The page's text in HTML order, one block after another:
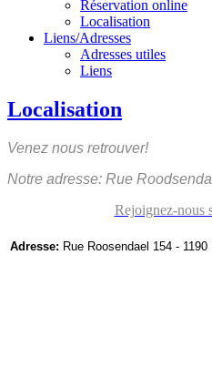
Réservation online
Localisation
Liens/Adresses
Adresses utiles
Liens
Localisation
Venez nous retrouver!
Notre adresse: Rue
Rejoignez-nous
Adresse: Rue Roosendael 154 - 1190